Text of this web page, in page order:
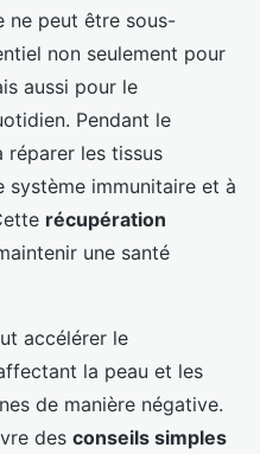
ne peut être sous-
non seulement pour
aussi pour le
Pendant le
réparer les tissus
système immunitaire et à
récupération
une santé
accélérer le
la peau et les
de manière négative.
des conseils simples